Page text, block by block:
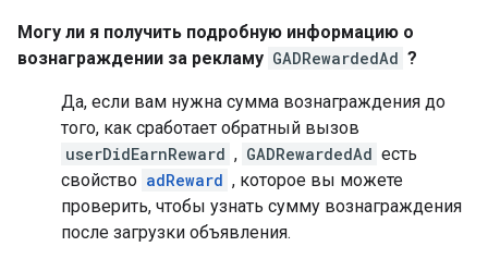
Могу ли я получить подробную информацию о
вознаграждении за рекламу GADRewardedAd ?
Да, если вам нужна сумма вознаграждения до
того, как сработает обратный вызов
userDidEarnReward , GADRewardedAd есть
свойство adReward , которое вы можете
проверить, чтобы узнать сумму вознаграждения
после загрузки объявления.